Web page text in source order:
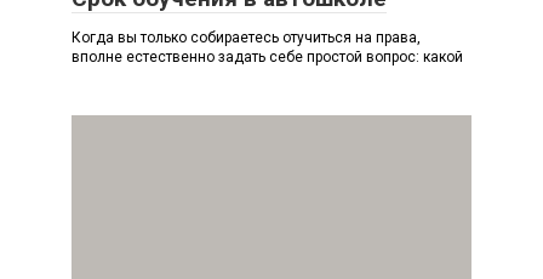
Когда вы только собираетесь отучиться на права,
вполне естественно задать себе простой вопрос: какой